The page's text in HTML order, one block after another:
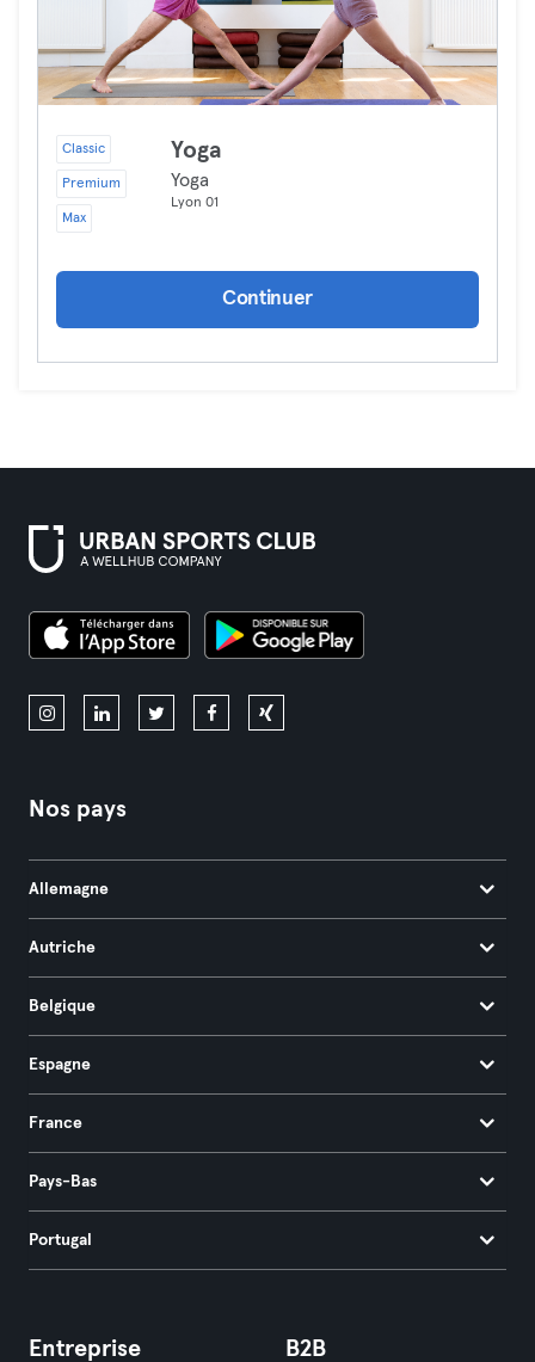
Classic
Premium
Max
Yoga
Yoga
Lyon 01
Continuer
Nos pays
Allemagne
Autriche
Belgique
Espagne
France
Pays-Bas
Portugal
Entreprise B2B